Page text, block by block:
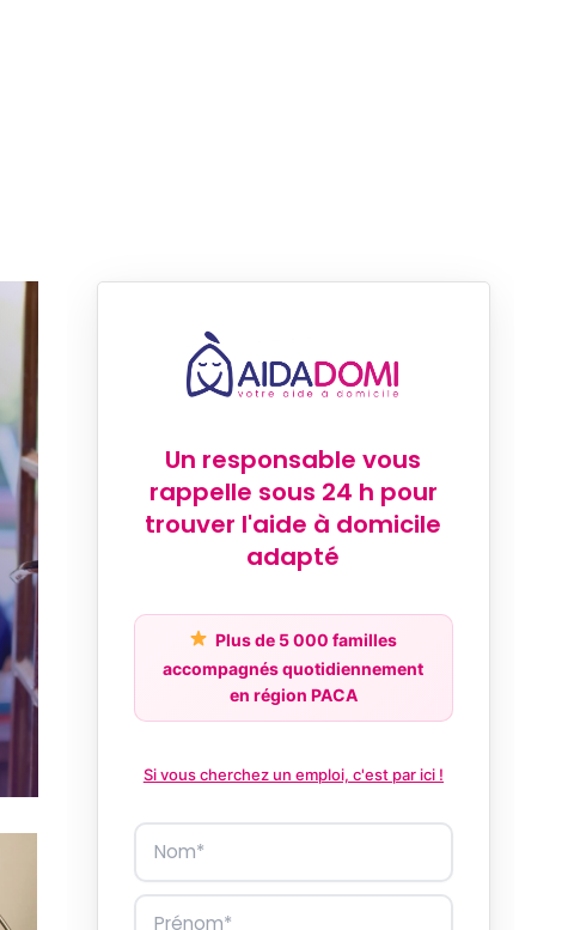
Un responsable vous
rappelle sous 24 h pour
trouver l'aide à domicile
adapté
Plus de 5 000 familles
accompagnés quotidiennement
en région PACA
Si vous cherchez un emploi, c'est par ici !